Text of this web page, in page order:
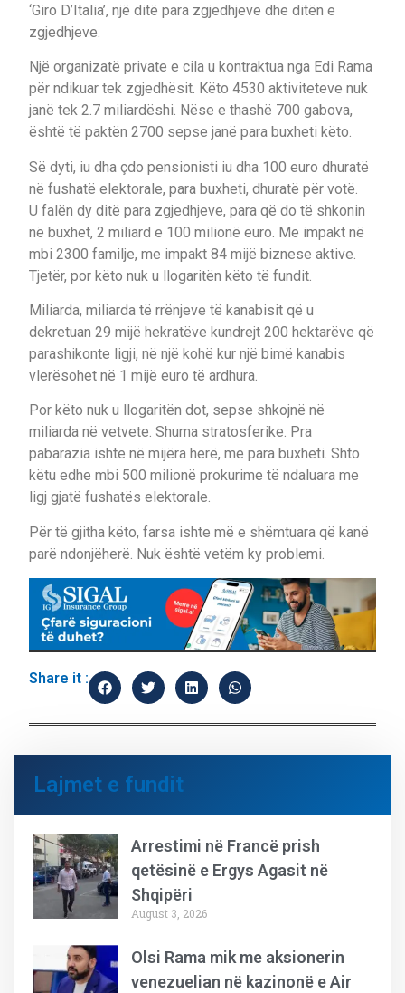
‘Giro D’Italia’, një ditë para zgjedhjeve dhe ditën e
zgjedhjeve.
Një organizatë private e cila u kontraktua nga Edi Rama
për ndikuar tek zgjedhësit. Këto 4530 aktiviteteve nuk
janë tek 2.7 miliardëshi. Nëse e thashë 700 gabova,
është të paktën 2700 sepse janë para buxheti këto.
Së dyti, iu dha çdo pensionisti iu dha 100 euro dhuratë
në fushatë elektorale, para buxheti, dhuratë për votë.
U falën dy ditë para zgjedhjeve, para që do të shkonin
në buxhet, 2 miliard e 100 milionë euro. Me impakt në
mbi 2300 familje, me impakt 84 mijë biznese aktive.
Tjetër, por këto nuk u llogaritën këto të fundit.
Miliarda, miliarda të rrënjeve të kanabisit që u
dekretuan 29 mijë hekratëve kundrejt 200 hektarëve që
parashikonte ligji, në një kohë kur një bimë kanabis
vlerësohet në 1 mijë euro të ardhura.
Por këto nuk u llogaritën dot, sepse shkojnë në
miliarda në vetvete. Shuma stratosferike. Pra
pabarazia ishte në mijëra herë, me para buxheti. Shto
këtu edhe mbi 500 milionë prokurime të ndaluara me
ligj gjatë fushatës elektorale.
Për të gjitha këto, farsa ishte më e shëmtuara që kanë
parë ndonjëherë. Nuk është vetëm ky problemi.
Share it :
Lajmet e fundit
Arrestimi në Francë prish
qetësinë e Ergys Agasit në
Shqipëri
August 3, 2026
Olsi Rama mik me aksionerin
venezuelian në kazinonë e Air